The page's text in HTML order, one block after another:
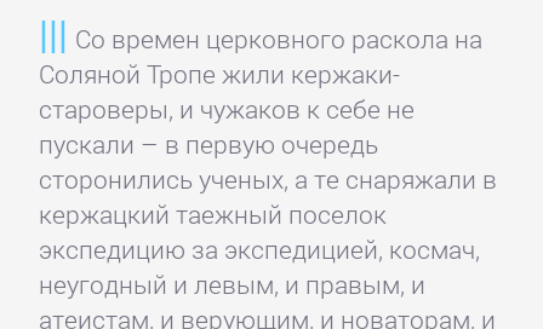
Со времен церковного раскола на
Соляной Тропе жили кержаки-
староверы, и чужаков к себе не
пускали – в первую очередь
сторонились ученых, а те снаряжали в
кержацкий таежный поселок
экспедицию за экспедицией, космач,
неугодный и левым, и правым, и
атеистам, и верующим, и новаторам, и
ЛЮБОВНЫЕ
РОМАНЫ
Зарубежные
любовные
романы
Исторические